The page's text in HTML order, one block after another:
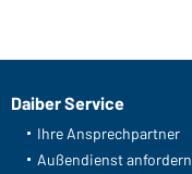
Daiber Service
Ihre Ansprechpartner
Außendienst anfordern